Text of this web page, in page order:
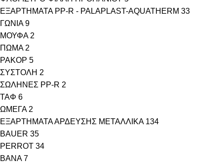
ΕΞΑΡΤΗΜΑΤΑ PP-R - PALAPLAST-AQUATHERM 33
ΓΩΝΙΑ 9
ΜΟΥΦΑ 2
ΠΩΜΑ 2
ΡΑΚΟΡ 5
ΣΥΣΤΟΛΗ 2
ΣΩΛΗΝΕΣ PP-R 2
ΤΑΦ 6
ΩΜΕΓΑ 2
ΕΞΑΡΤΗΜΑΤΑ ΑΡΔΕΥΣΗΣ ΜΕΤΑΛΛΙΚΑ 134
BAUER 35
PERROT 34
ΒΑΝΑ 7